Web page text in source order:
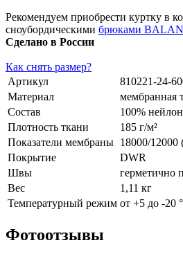
Рекомендуем приобрести куртку в
сноубордическими брюками
Сделано в России
Как снять размер?
Артикул
810221-24-
Материал
мембранная
Состав
100% нейлон
Плотность ткани
185 г/м²
Показатели мембраны 18000/12000
Покрытие
DWR
Швы
герметично
Вес
1,11 кг
Температурный режим от +5 до -20
Фотоотзывы